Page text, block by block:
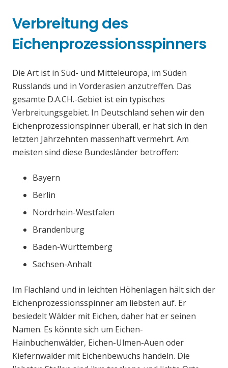
Verbreitung des
Eichenprozessionsspinners
Die Art ist in Süd- und Mitteleuropa, im Süden
Russlands und in Vorderasien anzutreffen. Das
gesamte D.A.CH.-Gebiet ist ein typisches
Verbreitungsgebiet. In Deutschland sehen wir den
Eichenprozessionspinner überall, er hat sich in den
letzten Jahrzehnten massenhaft vermehrt. Am
meisten sind diese Bundesländer betroffen:
Bayern
Berlin
Nordrhein-Westfalen
Brandenburg
Baden-Württemberg
Sachsen-Anhalt
Im Flachland und in leichten Höhenlagen hält sich der
Eichenprozessionsspinner am liebsten auf. Er
besiedelt Wälder mit Eichen, daher hat er seinen
Namen. Es könnte sich um Eichen-
Hainbuchenwälder, Eichen-Ulmen-Auen oder
Kiefernwälder mit Eichenbewuchs handeln. Die